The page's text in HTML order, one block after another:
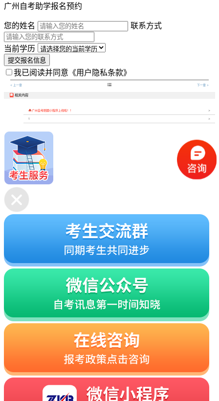
广州自考助学报名预约
您的姓名
联系方式
当前学历
提交报名信息
我已阅读并同意 《用户隐私条款》
< 上一章  下一章 >
 相关内容
广州自考刷题小程序上线啦！！
1